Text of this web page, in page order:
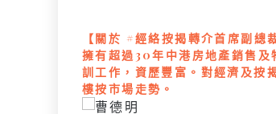
【關於 #經絡按揭轉介首席副總
擁有超過30年中港房地產銷售及
訓工作，資歷豐富。對經濟及按
樓按市場走勢。